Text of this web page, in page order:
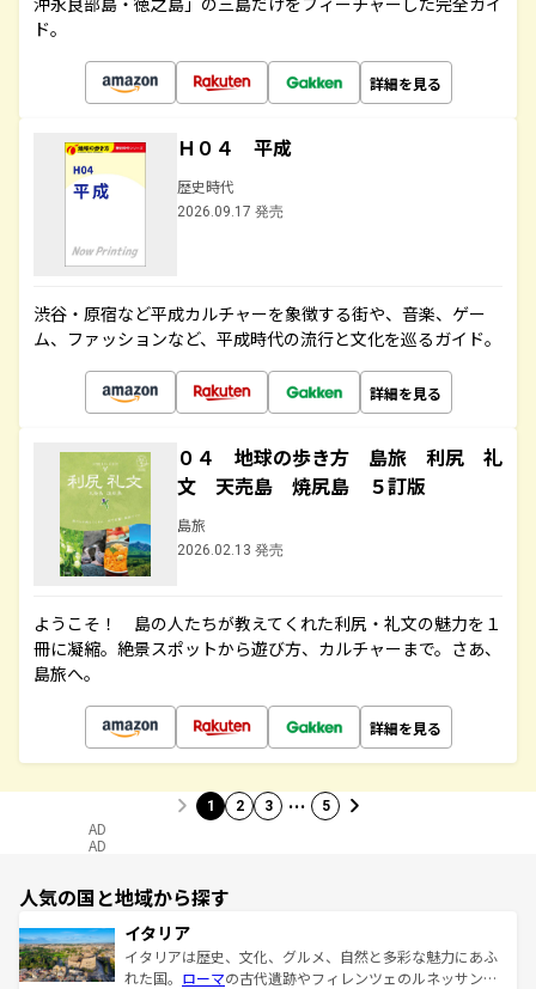
ド。
詳細を見る
Ｈ０４ 平成
歴史時代
2026.09.17 発売
渋谷・原宿など平成カルチャーを象徴する街や、音楽、ゲー
ム、ファッションなど、平成時代の流行と文化を巡るガイド。
詳細を見る
０４ 地球の歩き方 島旅 利尻 礼
文 天売島 焼尻島 ５訂版
島旅
2026.02.13 発売
ようこそ！ 島の人たちが教えてくれた利尻・礼文の魅力を１
冊に凝縮。絶景スポットから遊び方、カルチャーまで。さあ、
島旅へ。
詳細を見る
1 2 3 … 5
AD
AD
人気の国と地域から探す
イタリア
イタリアは歴史、文化、グルメ、自然と多彩な魅力にあふ
れた国。 ローマの古代遺跡やフィレンツェのルネッサンス